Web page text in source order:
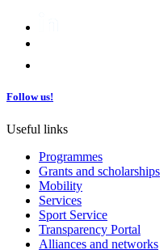
Follow us!
Useful links
Programmes
Grants and scholarships
Mobility
Services
Sport Service
Transparency Portal
Alliances and networks